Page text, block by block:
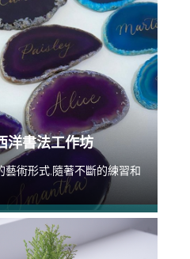
洋書法工作坊
藝術形式,隨著不斷的練習和